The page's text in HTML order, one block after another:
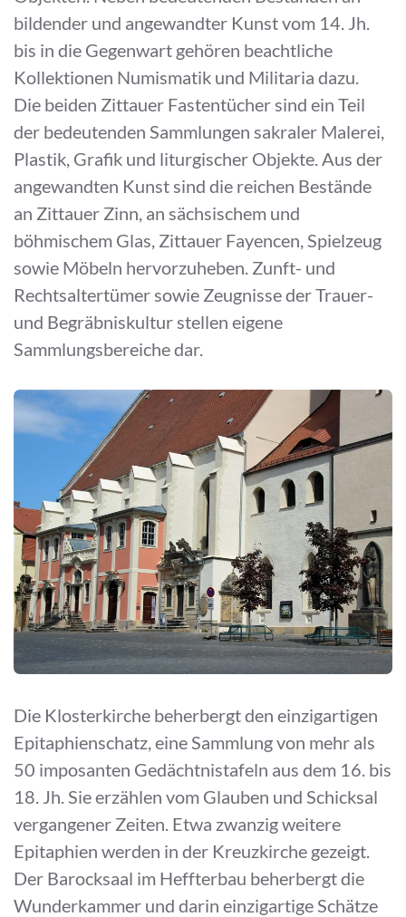
bildender und angewandter Kunst vom 14. Jh.
bis in die Gegenwart gehören beachtliche
Kollektionen Numismatik und Militaria dazu.
Die beiden Zittauer Fastentücher sind ein Teil
der bedeutenden Sammlungen sakraler Malerei,
Plastik, Grafik und liturgischer Objekte. Aus der
angewandten Kunst sind die reichen Bestände
an Zittauer Zinn, an sächsischem und
böhmischem Glas, Zittauer Fayencen, Spielzeug
sowie Möbeln hervorzuheben. Zunft- und
Rechtsaltertümer sowie Zeugnisse der Trauer-
und Begräbniskultur stellen eigene
Sammlungsbereiche dar.
Die Klosterkirche beherbergt den einzigartigen
Epitaphienschatz, eine Sammlung von mehr als
50 imposanten Gedächtnistafeln aus dem 16. bis
18. Jh. Sie erzählen vom Glauben und Schicksal
vergangener Zeiten. Etwa zwanzig weitere
Epitaphien werden in der Kreuzkirche gezeigt.
Der Barocksaal im Heffterbau beherbergt die
Wunderkammer und darin einzigartige Schätze